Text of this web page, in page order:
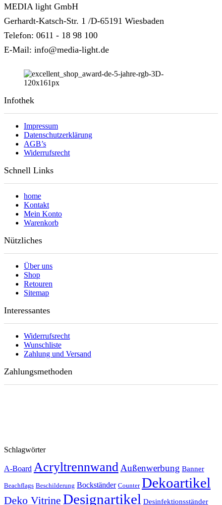
MEDIA light GmbH
Gerhardt-Katsch-Str. 1 /D-65191 Wiesbaden
Telefon: 0611 - 18 98 100
E-Mail: info@media-light.de
Infothek
Impressum
Datenschutzerklärung
AGB’s
Widerrufsrecht
Schnell Links
home
Kontakt
Mein Konto
Warenkorb
Nützliches
Über uns
Shop
Retouren
Sitemap
Interessantes
Widerrufsrecht
Wunschliste
Zahlung und Versand
Zahlungsmethoden
Schlagwörter
A-Board Acryltrennwand Außenwerbung Banner
Beachflags Beschilderung Bockständer Counter Dekoartikel
Deko Vitrine Designartikel Desinfektionsständer